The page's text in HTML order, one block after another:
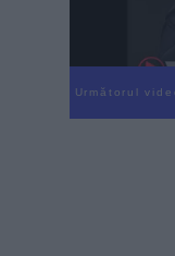
Următorul